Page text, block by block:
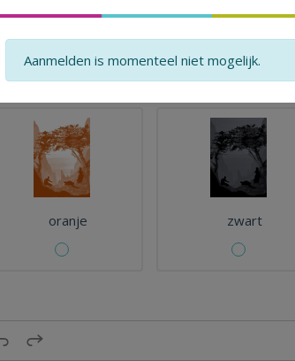
Noteer waarom je voor jouw antwoord koos.
oranje zwart
Aanmelden is momenteel niet mogelijk.